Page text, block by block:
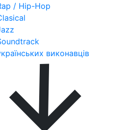
/ Hip-Hop
виконавців